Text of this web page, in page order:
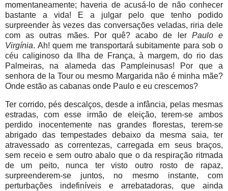
momentaneamente; haveria de acusá-lo de não conhecer
bastante a vida! E a julgar pelo que tenho podido
surpreender às vezes das conversações veladas, riria dele
com as outras mães. Por quê? acabo de ler Paulo e
Virgínia. Ah! quem me transportará subitamente para sob o
céu caliginoso da Ilha de França, à margem, do rio das
Palmeiras, na alameda das Pampleinusas! Por que a
senhora de Ia Tour ou mesmo Margarida não é minha mãe?
Onde estão as cabanas onde Paulo e eu crescemos?
Ter corrido, pés descalços, desde a infância, pelas mesmas
estradas, com esse irmão de eleição, terem-se ambos
perdido inocentemente nas grandes florestas, terem-se
abrigado das tempestades debaixo da mesma saia, ter
atravessado as correntezas, carregada em seus braços,
sem receio e sem outro abalo que o da respiração ritmada
de um peito, nunca ter visto outro rosto de rapaz,
surpreenderem-se juntos, no mesmo instante, com
perturbações indefiníveis e arrebatadoras, que ainda